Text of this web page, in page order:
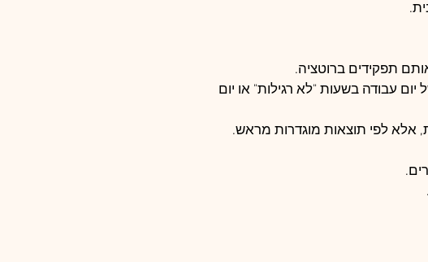
תפקידים ברוטציה.
עבודה בשעות "לא רגילות" או יום
אלא לפי תוצאות מוגדרות מראש.